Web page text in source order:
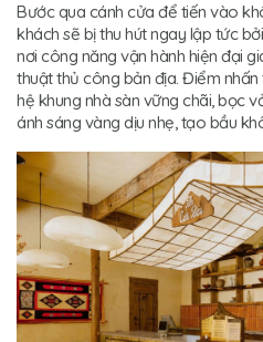
Bước qua cánh cửa để tiến vào
khách sẽ bị thu hút ngay lập tức
nơi công năng vận hành hiện đại
thuật thủ công bản địa. Điểm
hệ khung nhà sàn vững chãi, bọc
ánh sáng vàng dịu nhẹ, tạo bầu